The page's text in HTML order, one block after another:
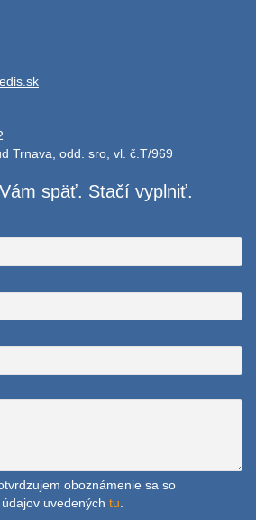
Trnava, odd. sro, vl. č.T/969
späť. Stačí vyplniť.
oboznámenie sa so
uvedených tu